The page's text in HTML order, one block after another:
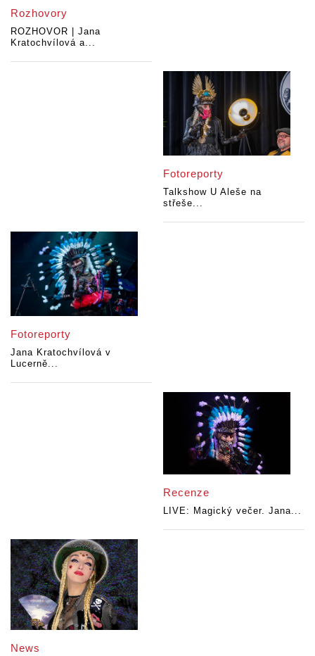
Rozhovory
ROZHOVOR | Jana
Kratochvílová a...
Fotoreporty
Talkshow U Aleše na
střeše...
Fotoreporty
Jana Kratochvílová v
Lucerně...
Recenze
LIVE: Magický večer. Jana...
News